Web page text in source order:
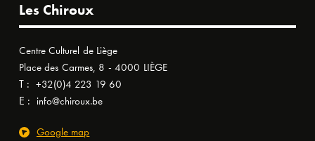
Les Chiroux
Centre Culturel de Liège
Place des Carmes, 8 - 4000 LIÈGE
T : +32(0)4 223 19 60
E : info@chiroux.be
Google map